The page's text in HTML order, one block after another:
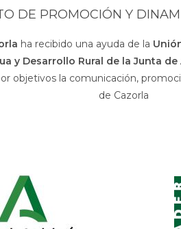
DE PROMOCIÓN Y
ha recibido una ayuda de la
y Desarrollo Rural de la Junta
objetivos la comunicación,
de Cazorla